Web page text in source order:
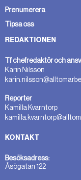
Prenumerera
Tipsa oss
REDAKTIONEN
Tf chefredaktör och
Karin Nilsson
Reporter
Kamilla Kvarntorp
KONTAKT
Besöksadress:
Åsögatan 122